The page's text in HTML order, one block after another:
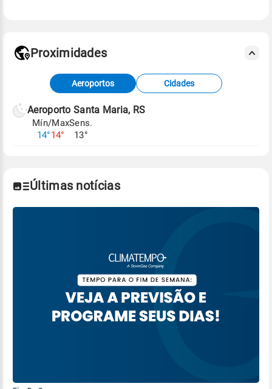
Fonte: dados combinados de estações
meteorológicas e satélite do Centro de Previsão
de Tempo e Estudos Climáticos (CPTEC).
Para obter mais informações sobre os dados
Proximidades
Aeroportos Cidades
Aeroporto Santa Maria, RS
Mín/Max
14°14°
Sens.
13°
Últimas notícias